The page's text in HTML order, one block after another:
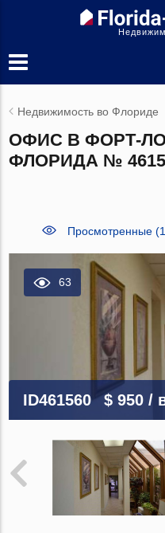
Недвижимость во Флориде
ОФИС В ФОРТ-
ФЛОРИДА №
Просмотренные
63
ID461560 $ 950/